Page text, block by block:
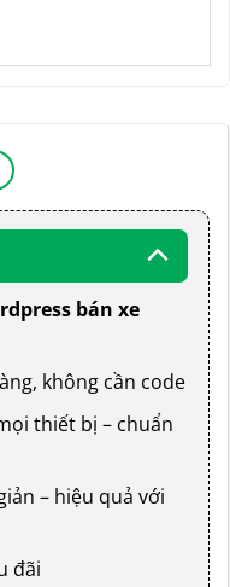
bán xe
không cần code
thiết bị – chuẩn
– hiệu quả với
đãi